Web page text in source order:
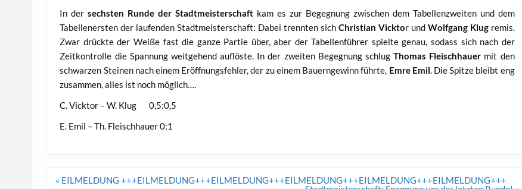
In dersechsten Runde der Stadtmeisterschaft kam es zur Begegnung zwischen dem Tabellenzweiten und dem
Tabellenersten der laufenden Stadtmeisterschaft: Dabei trennten sich Christian Vicktor und Wolfgang Klugremis.
Zwar drückte der Weiße fast die ganze Partie über, aber der Tabellenführer spielte genau, sodass sich nach der
Zeitkontrolle die Spannung weitgehend auflöste. In der zweiten Begegnung schlugThomas Fleischhauer mit den
schwarzen Steinen nach einem Eröffnungsfehler, der zu einem Bauerngewinn führte, Emre Emil. Die Spitze bleibt eng
zusammen, alles ist noch möglich….
C. Vicktor – W. Klug 0,5:0,5
E. Emil – Th. Fleischhauer 0:1
Beitragsnavigation
« EILMELDUNG +++EILMELDUNG+++EILMELDUNG+++EILMELDUNG+++EILMELDUNG+++EILMELDUNG+++